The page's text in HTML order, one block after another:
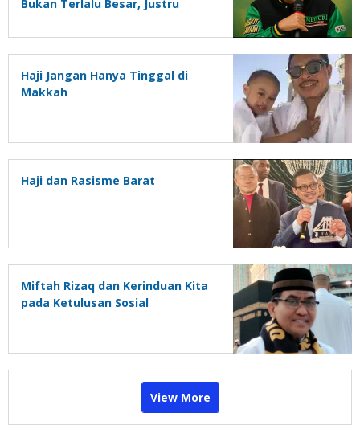
Bukan Terlalu Besar, Justru
Haji Jangan Hanya Tinggal di
Makkah
Haji dan Rasisme Barat
Miftah Rizaq dan Kerinduan Kita
pada Ketulusan Sosial
View More